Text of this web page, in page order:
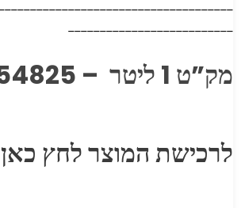
מק”ט 1 ליטר – 54825
לרכישת המוצר לחץ כאן